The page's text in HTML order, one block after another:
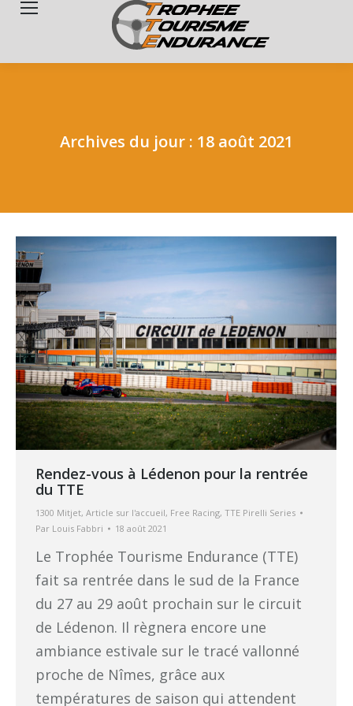
Archives du jour : 18 août 2021
Rendez-vous à Lédenon pour la rentrée
du TTE
1300 Mitjet, Article sur l'accueil, Free Racing, TTE Pirelli Series
Par Louis Fabbri 18 août 2021
Le Trophée Tourisme Endurance (TTE)
fait sa rentrée dans le sud de la France
du 27 au 29 août prochain sur le circuit
de Lédenon. Il règnera encore une
ambiance estivale sur le tracé vallonné
proche de Nîmes, grâce aux
températures de saison qui attendent